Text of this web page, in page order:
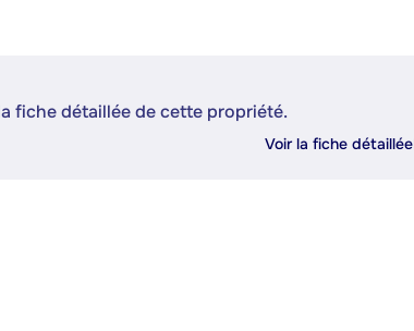
fiche détaillée de cette propriété.
Voir la fiche détaillée